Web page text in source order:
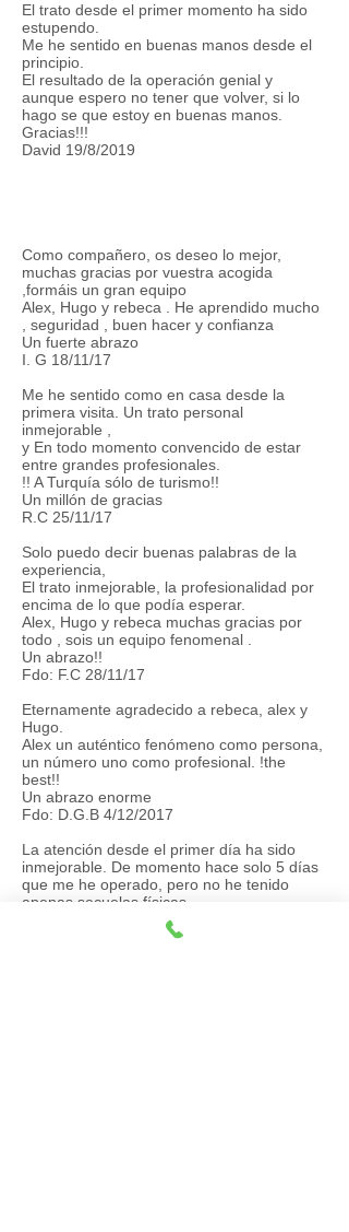
El trato desde el primer momento ha sido
estupendo.
Me he sentido en buenas manos desde el
principio.
El resultado de la operación genial y
aunque espero no tener que volver, si lo
hago se que estoy en buenas manos.
Gracias!!!
David 19/8/2019
Como compañero, os deseo lo mejor,
muchas gracias por vuestra acogida
,formáis un gran equipo
Alex, Hugo y rebeca . He aprendido mucho
, seguridad , buen hacer y confianza
Un fuerte abrazo
I. G 18/11/17
Me he sentido como en casa desde la
primera visita. Un trato personal
inmejorable ,
y En todo momento convencido de estar
entre grandes profesionales.
!! A Turquía sólo de turismo!!
Un millón de gracias
R.C 25/11/17
Solo puedo decir buenas palabras de la
experiencia,
El trato inmejorable, la profesionalidad por
encima de lo que podía esperar.
Alex, Hugo y rebeca muchas gracias por
todo , sois un equipo fenomenal .
Un abrazo!!
Fdo: F.C 28/11/17
Eternamente agradecido a rebeca, alex y
Hugo.
Alex un auténtico fenómeno como persona,
un número uno como profesional. !the
best!!
Un abrazo enorme
Fdo: D.G.B 4/12/2017
La atención desde el primer día ha sido
inmejorable. De momento hace solo 5 días
que me he operado, pero no he tenido
apenas secuelas físicas
Ni hinchazón ni dolor . Los resultados de
Momento prometen, confío en el equipo de